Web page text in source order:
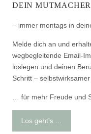
DEIN
– immer montags in
Melde dich an und
wegbegleitende Email-
loslegen und deinen
Schritt –
… für mehr Freude und
Los geht’s …